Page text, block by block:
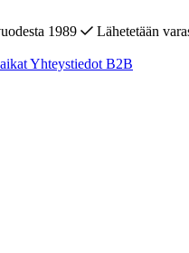
1989
Lähetetään
Yhteystiedot B2B